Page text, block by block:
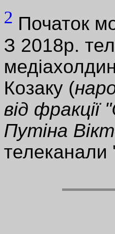
2 Початок
З 2018р.
Козаку (
від фракції
Путіна
телеканали